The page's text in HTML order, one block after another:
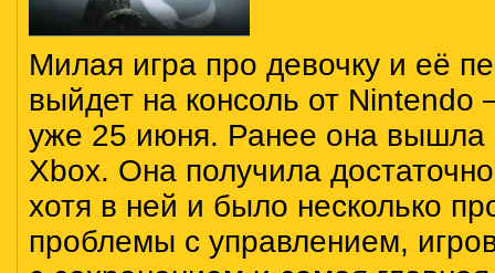
Милая игра про девочку и её
выйдет на консоль от Nintendo
уже 25 июня. Ранее она вышла
Xbox. Она получила
хотя в ней и было несколько
проблемы с управлением,